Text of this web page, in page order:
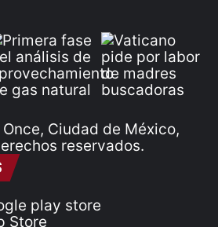
Ciudad de México,
reservados.